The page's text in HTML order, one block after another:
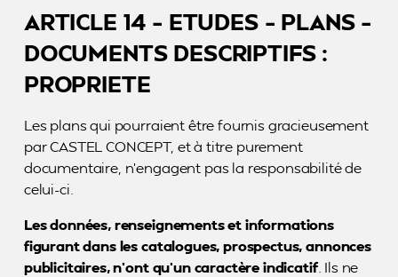
ARTICLE 14 – ETUDES – PLANS –
DOCUMENTS DESCRIPTIFS :
PROPRIETE
Les plans qui pourraient être fournis gracieusement
par CASTEL CONCEPT, et à titre purement
documentaire, n’engagent pas la responsabilité de
celui-ci.
Les données, renseignements et informations
figurant dans les catalogues, prospectus, annonces
publicitaires, n’ont qu’un caractère indicatif. Ils ne